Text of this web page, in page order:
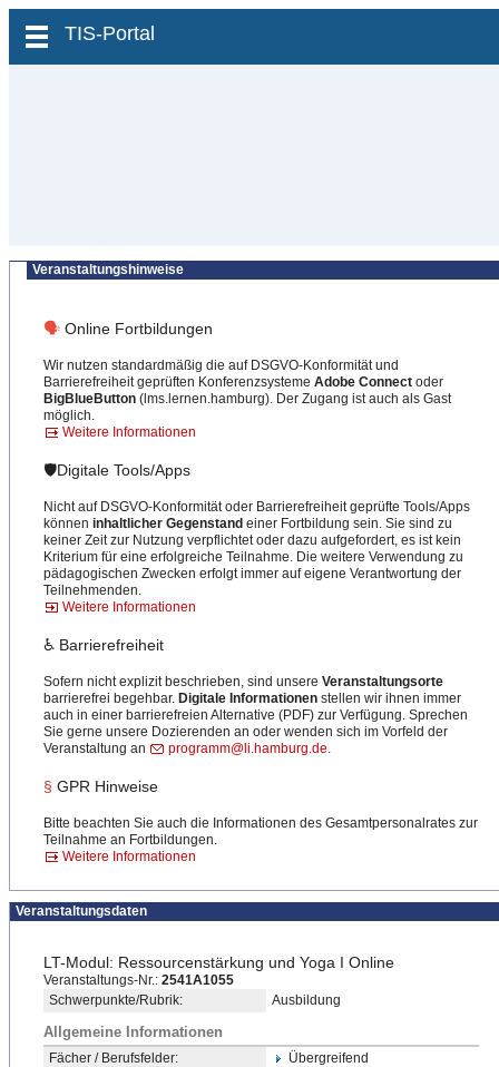
zum Inhalt wechseln
TIS-Portal
Veranstaltungshinweise
🗣 Online Fortbildungen
Wir nutzen standardmäßig die auf DSGVO-Konformität und
Barrierefreiheit geprüften Konferenzsysteme Adobe Connect oder
BigBlueButton (lms.lernen.hamburg). Der Zugang ist auch als Gast
möglich.
Weitere Informationen
🛡️Digitale Tools/Apps
Nicht auf DSGVO-Konformität oder Barrierefreiheit geprüfte Tools/Apps
können inhaltlicher Gegenstand einer Fortbildung sein. Sie sind zu
keiner Zeit zur Nutzung verpflichtet oder dazu aufgefordert, es ist kein
Kriterium für eine erfolgreiche Teilnahme. Die weitere Verwendung zu
pädagogischen Zwecken erfolgt immer auf eigene Verantwortung der
Teilnehmenden.
Weitere Informationen
♿ Barrierefreiheit
Sofern nicht explizit beschrieben, sind unsere Veranstaltungsorte
barrierefrei begehbar. Digitale Informationen stellen wir ihnen immer
auch in einer barrierefreien Alternative (PDF) zur Verfügung. Sprechen
Sie gerne unsere Dozierenden an oder wenden sich im Vorfeld der
Veranstaltung an
programm@li.hamburg.de.
§ GPR Hinweise
Bitte beachten Sie auch die Informationen des Gesamtpersonalrates zur
Teilnahme an Fortbildungen.
Weitere Informationen
Veranstaltungsdaten
LT-Modul: Ressourcenstärkung und Yoga I Online
Veranstaltungs-Nr.: 2541A1055
Schwerpunkte/Rubrik:
Ausbildung
Allgemeine Informationen
Fächer / Berufsfelder:
Übergreifend